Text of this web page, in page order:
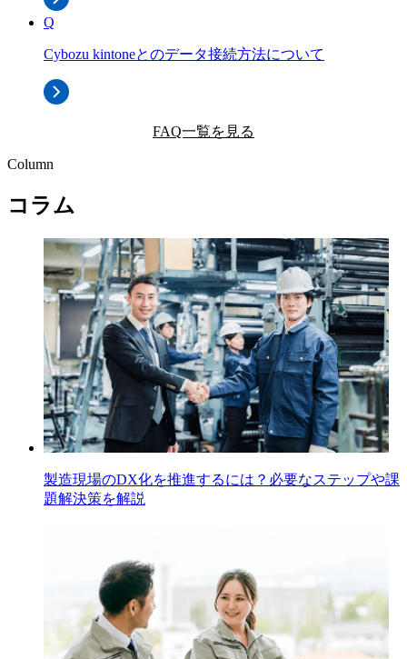
Q
Cybozu kintoneとのデータ接続方法について
FAQ一覧を見る
Column
コラム
製造現場のDX化を推進するには？必要なステップや課
題解決策を解説